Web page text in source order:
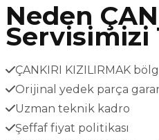
Neden
Servisimizi
ÇANKIRI KIZILIRMAK
Orijinal yedek parça
Uzman teknik kadro
Şeffaf fiyat politikası